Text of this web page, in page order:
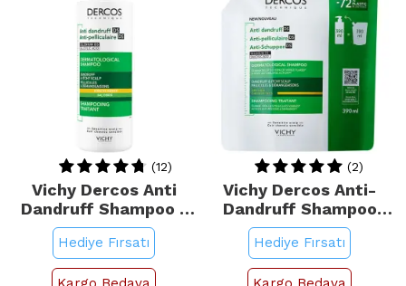
(12)
Vichy Dercos Anti
Dandruff Shampoo -
Kepek Karşıtı Şampuan
390ml
Hediye Fırsatı
(2)
Vichy Dercos Anti-
Dandruff Shampoo
Refill - Kuru Saç Kepek
Karşıtı Şampuan 390ml
Hediye Fırsatı